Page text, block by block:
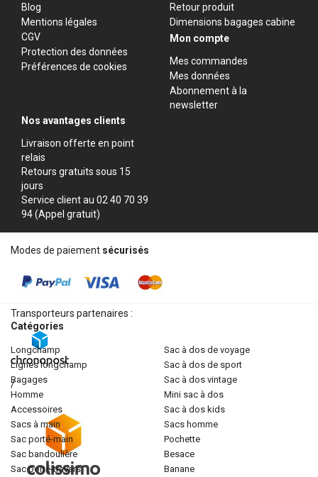
Blog
Mentions légales
CGV
Protection des données
Préférences de cookies
Retour produit
Dimensions bagages cabine
Mon compte
Mes commandes
Mes données
Abonnement à la
newsletter
Nos avantages clients
Livraison offerte en point
relais
Retours gratuits sous 15
jours
Service client au 02 40 70 39
94 (Appel gratuit)
Modes de paiement sécurisés
Transporteurs partenaires :
/
Catégories
longchamp
lignes longchamp
bagages
homme
accessoires
sacs à main
sac porté-main
sac bandoulière
sac porté-travers
sac à dos de voyage
sac à dos de sport
sac à dos vintage
mini sac à dos
sac à dos kids
sacs homme
pochette
besace
banane